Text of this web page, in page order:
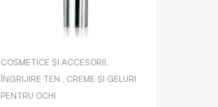
COSMETICE ȘI ACCESORII,
ÎNGRIJIRE TEN , CREME ȘI GELURI
PENTRU OCHI